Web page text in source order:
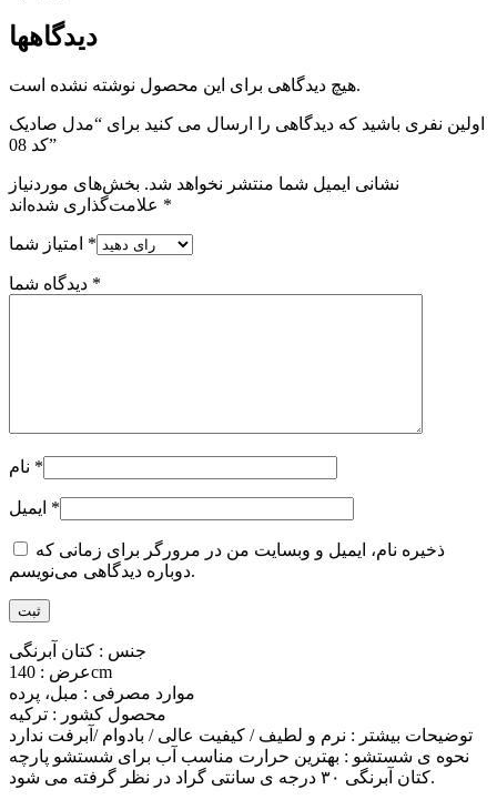
دیدگاهها
هیچ دیدگاهی برای این محصول نوشته نشده است.
اولین نفری باشید که دیدگاهی را ارسال می کنید برای “مدل صادیک
کد 08”
نشانی ایمیل شما منتشر نخواهد شد. بخش‌های موردنیاز
*
*
*
*
*
ذخیره نام، ایمیل و وبسایت من در مرورگر برای زمانی که
دوباره دیدگاهی می‌نویسم.
جنس : کتان آبرنگی
عرض : 140cm
موارد مصرفی : مبل، پرده
محصول کشور : ترکیه
توضیحات بیشتر : نرم و لطیف / کیفیت عالی / بادوام /آبرفت ندارد
نحوه ی شستشو : بهترین حرارت مناسب آب برای شستشو پارچه
کتان آبرنگی ۳۰ درجه ی سانتی گراد در نظر گرفته می شود.